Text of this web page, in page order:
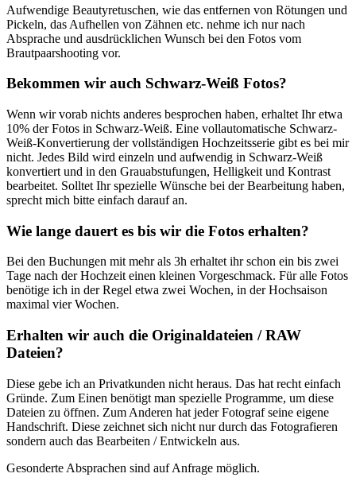
Aufwendige Beautyretuschen, wie das entfernen von Rötungen und
Pickeln, das Aufhellen von Zähnen etc. nehme ich nur nach
Absprache und ausdrücklichen Wunsch bei den Fotos vom
Brautpaarshooting vor.
Bekommen wir auch Schwarz-Weiß Fotos?
Wenn wir vorab nichts anderes besprochen haben, erhaltet Ihr etwa
10% der Fotos in Schwarz-Weiß. Eine vollautomatische Schwarz-
Weiß-Konvertierung der vollständigen Hochzeitsserie gibt es bei mir
nicht. Jedes Bild wird einzeln und aufwendig in Schwarz-Weiß
konvertiert und in den Grauabstufungen, Helligkeit und Kontrast
bearbeitet. Solltet Ihr spezielle Wünsche bei der Bearbeitung haben,
sprecht mich bitte einfach darauf an.
Wie lange dauert es bis wir die Fotos erhalten?
Bei den Buchungen mit mehr als 3h erhaltet ihr schon ein bis zwei
Tage nach der Hochzeit einen kleinen Vorgeschmack. Für alle Fotos
benötige ich in der Regel etwa zwei Wochen, in der Hochsaison
maximal vier Wochen.
Erhalten wir auch die Originaldateien / RAW
Dateien?
Diese gebe ich an Privatkunden nicht heraus. Das hat recht einfach
Gründe. Zum Einen benötigt man spezielle Programme, um diese
Dateien zu öffnen. Zum Anderen hat jeder Fotograf seine eigene
Handschrift. Diese zeichnet sich nicht nur durch das Fotografieren
sondern auch das Bearbeiten / Entwickeln aus.
Gesonderte Absprachen sind auf Anfrage möglich.